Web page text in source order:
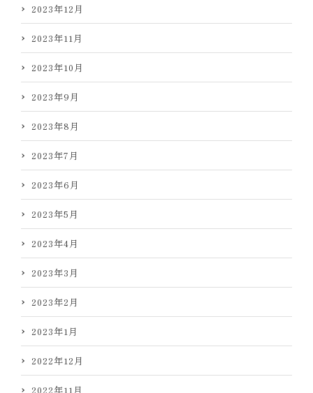
2023年12月
2023年11月
2023年10月
2023年9月
2023年8月
2023年7月
2023年6月
2023年5月
2023年4月
2023年3月
2023年2月
2023年1月
2022年12月
2022年11月